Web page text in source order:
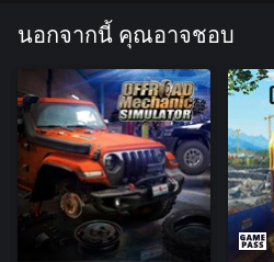
นอกจากนี้ คุณอาจชอบ